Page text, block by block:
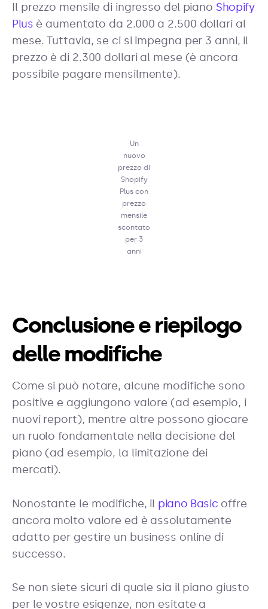
Il prezzo mensile di ingresso del piano Shopify
Plus è aumentato da 2.000 a 2.500 dollari al
mese. Tuttavia, se ci si impegna per 3 anni, il
prezzo è di 2.300 dollari al mese (è ancora
possibile pagare mensilmente).
Un
nuovo
prezzo di
Shopify
Plus con
prezzo
mensile
scontato
per 3
anni
Conclusione e riepilogo
delle modifiche
Come si può notare, alcune modifiche sono
positive e aggiungono valore (ad esempio, i
nuovi report), mentre altre possono giocare
un ruolo fondamentale nella decisione del
piano (ad esempio, la limitazione dei
mercati).
Nonostante le modifiche, il piano Basic offre
ancora molto valore ed è assolutamente
adatto per gestire un business online di
successo.
Se non siete sicuri di quale sia il piano giusto
per le vostre esigenze, non esitate a